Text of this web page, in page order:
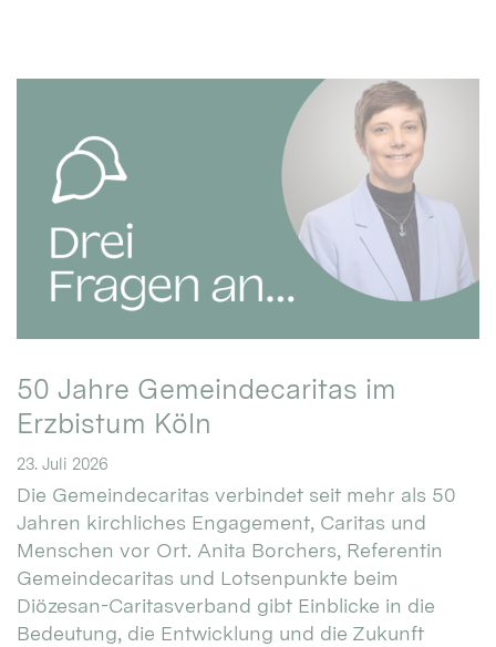
50 Jahre Gemeindecaritas im
Erzbistum Köln
23. Juli 2026
Die Gemeindecaritas verbindet seit mehr als 50
Jahren kirchliches Engagement, Caritas und
Menschen vor Ort. Anita Borchers, Referentin
Gemeindecaritas und Lotsenpunkte beim
Diözesan-Caritasverband gibt Einblicke in die
Bedeutung, die Entwicklung und die Zukunft